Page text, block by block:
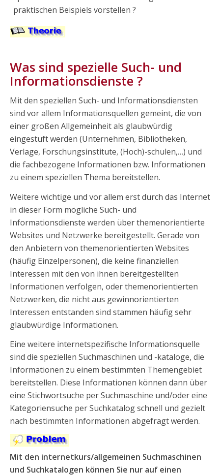
praktischen Beispiels vorstellen ?
Was sind spezielle Such- und
Informationsdienste ?
Mit den speziellen Such- und Informationsdiensten
sind vor allem Informationsquellen gemeint, die von
einer großen Allgemeinheit als glaubwürdig
eingestuft werden (Unternehmen, Bibliotheken,
Verlage, Forschungsinstitute, (Hoch)-schulen,…) und
die fachbezogene Informationen bzw. Informationen
zu einem speziellen Thema bereitstellen.
Weitere wichtige und vor allem erst durch das Internet
in dieser Form mögliche Such- und
Informationsdienste werden über themenorientierte
Websites und Netzwerke bereitgestellt. Gerade von
den Anbietern von themenorientierten Websites
(häufig Einzelpersonen), die keine finanziellen
Interessen mit den von ihnen bereitgestellten
Informationen verfolgen, oder themenorientierten
Netzwerken, die nicht aus gewinnorientierten
Interessen entstanden sind stammen häufig sehr
glaubwürdige Informationen.
Eine weitere internetspezifische Informationsquelle
sind die speziellen Suchmaschinen und -kataloge, die
Informationen zu einem bestimmten Themengebiet
bereitstellen. Diese Informationen können dann über
eine Stichwortsuche per Suchmaschine und/oder eine
Kategoriensuche per Suchkatalog schnell und gezielt
nach bestimmten Informationen abgefragt werden.
Mit den internetkurs/allgemeinen Suchmaschinen
und Suchkatalogen können Sie nur auf einen